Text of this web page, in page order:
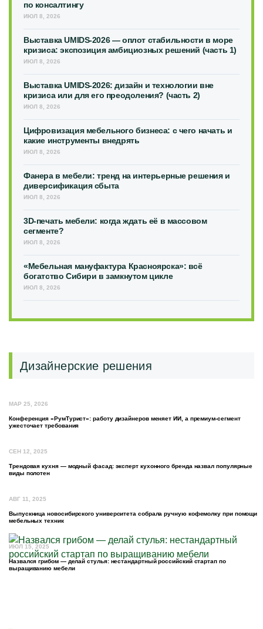
по консалтингу
ИЮЛ 8, 2026
Выставка UMIDS-2026 — оплот стабильности в море
кризиса: экспозиция амбициозных решений (часть 1)
ИЮЛ 8, 2026
Выставка UMIDS-2026: дизайн и технологии вне
кризиса или для его преодоления? (часть 2)
ИЮЛ 8, 2026
Цифровизация мебельного бизнеса: с чего начать и
какие инструменты внедрять
ИЮЛ 8, 2026
Фанера в мебели: тренд на интерьерные решения и
диверсификация сбыта
ИЮЛ 8, 2026
3D-печать мебели: когда ждать её в массовом
сегменте?
ИЮЛ 8, 2026
«Мебельная мануфактура Красноярска»: всё
богатство Сибири в замкнутом цикле
ИЮЛ 8, 2026
Дизайнерские решения
МАР 25, 2026
Конференция «РумТурист»: работу дизайнеров меняет ИИ, а премиум-сегмент
ужесточает требования
СЕН 12, 2025
Трендовая кухня — модный фасад: эксперт кухонного бренда назвал популярные
виды полотен
АВГ 11, 2025
Выпускница новосибирского университета собрала ручную кофемолку при помощи
мебельных техник
ИЮЛ 15, 2025
Назвался грибом — делай стулья: нестандартный российский стартап по
выращиванию мебели